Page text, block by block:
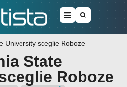
University sceglie Roboze
State
Roboze